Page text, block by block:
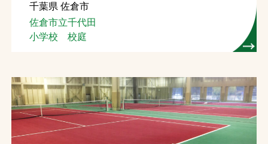
千葉県 佐倉市
佐倉市立千代田
小学校 校庭